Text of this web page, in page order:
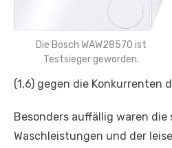
Die Bosch WAW28570 ist
Testsieger geworden.
(1,6) gegen die Konkurrenten
Besonders auffällig waren die
Waschleistungen und der